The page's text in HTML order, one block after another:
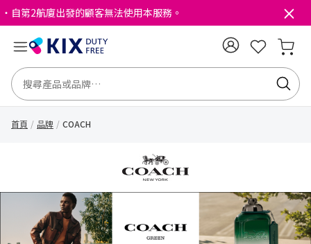
・自第2航廈出發的顧客無法使用本服務。
首頁 品牌 COACH